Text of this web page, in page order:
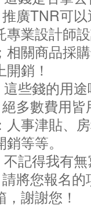
廣TNR可
專業設計師
相關商品採
開銷！
這些錢的用
多數費用
人事津貼、
等等。
不記得我有
將您報名
，謝謝您！